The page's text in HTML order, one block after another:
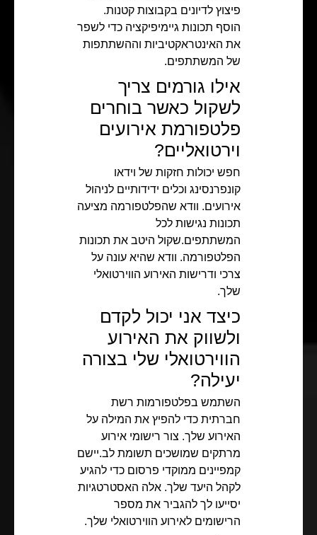
פיצוץ לדיונים בקבוצות קטנות.
הוסף תכונות גיימיפיקציה כדי לשפר
את האינטראקטיביות וההשתתפות
של המשתתפים.
אילו גורמים צריך
לשקול כאשר בוחרים
פלטפורמת אירועים
וירטואליים?
חפש יכולות חזקות של וידאו
קונפרנסינג וכלים ידידותיים לניהול
אירועים. וודא שהפלטפורמה מציעה
תכונות נגישות לכל
המשתתפים.שקול היטב את תכונות
הפלטפורמה. וודא שהיא עונה על
צרכי ודרישות האירוע הווירטואלי
שלך.
כיצד אני יכול לקדם
ולשווק את האירוע
הווירטואלי שלי בצורה
יעילה?
השתמש בפלטפורמות רשת
חברתית כדי להפיץ את המילה על
האירוע שלך. צור רישומי אירוע
מרתקים שמושכים תשומת לב.יישם
קמפיינים ממוקדי פרסום כדי להגיע
לקהל היעד שלך. אלה האסטרטגיות
יסייעו לך להגביר את מספר
הרישומים לאירוע הווירטואלי שלך.